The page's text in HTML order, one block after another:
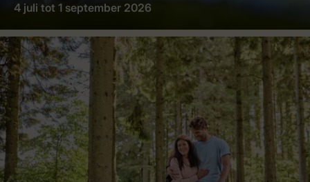
4 juli tot 1 september 2026